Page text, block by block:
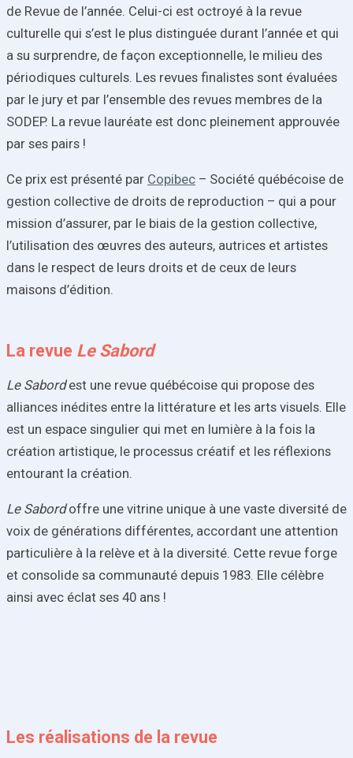
de Revue de l’année. Celui-ci est octroyé à la revue
culturelle qui s’est le plus distinguée durant l’année et qui
a su surprendre, de façon exceptionnelle, le milieu des
périodiques culturels. Les revues finalistes sont évaluées
par le jury et par l’ensemble des revues membres de la
SODEP. La revue lauréate est donc pleinement approuvée
par ses pairs !
Ce prix est présenté par Copibec – Société québécoise de
gestion collective de droits de reproduction – qui a pour
mission d’assurer, par le biais de la gestion collective,
l’utilisation des œuvres des auteurs, autrices et artistes
dans le respect de leurs droits et de ceux de leurs
maisons d’édition.
La revue Le Sabord
Le Sabordest une revue québécoise qui propose des
alliances inédites entre la littérature et les arts visuels. Elle
est un espace singulier qui met en lumière à la fois la
création artistique, le processus créatif et les réflexions
entourant la création.
Le Sabordoffre une vitrine unique à une vaste diversité de
voix de générations différentes, accordant une attention
particulière à la relève et à la diversité. Cette revue forge
et consolide sa communauté depuis 1983. Elle célèbre
ainsi avec éclat ses 40 ans !
Les réalisations de la revue